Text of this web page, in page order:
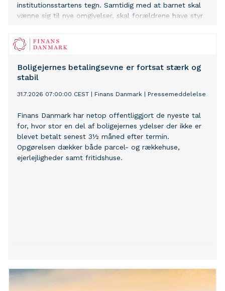
institutionsstartens tegn. Samtidig med at barnet skal
vænne sig til nye omgivelser, skal forældrene have styr
skiftetøj. Hos Børneloppen Aarhus oplever man hvert år,
at mange familier bliver overraskede over, hvor mange
udgifterne kan løbe op.
Boligejernes betalingsevne er fortsat stærk og
stabil
31.7.2026 07:00:00 CEST Finans Danmark Pressemeddelelse
Finans Danmark har netop offentliggjort de nyeste tal
for, hvor stor en del af boligejernes ydelser der ikke er
blevet betalt senest 3½ måned efter termin.
Opgørelsen dækker både parcel- og rækkehuse,
ejerlejligheder samt fritidshuse.